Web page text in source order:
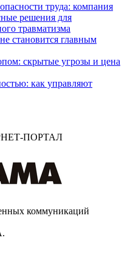
труда: компания
решения для
травматизма
становится главным
скрытые угрозы и цена
как управляют
ПОРТАЛ
коммуникаций